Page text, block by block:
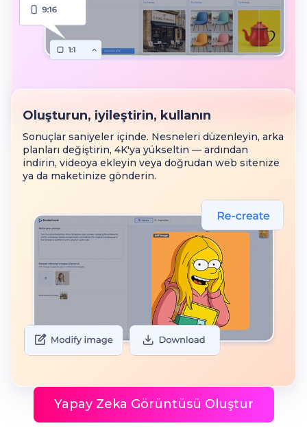
Oluşturun, iyileştirin, kullanın
Sonuçlar saniyeler içinde. Nesneleri düzenleyin, arka
planları değiştirin, 4K'ya yükseltin — ardından
indirin, videoya ekleyin veya doğrudan web sitenize
ya da maketinize gönderin.
Yapay Zeka Görüntüsü Oluştur